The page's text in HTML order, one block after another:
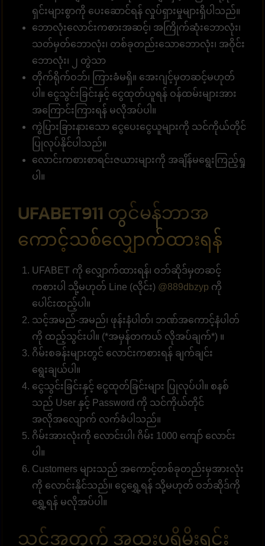
ရှင်းများစွာကို ပေးဆောင်ရန် လှုပ်ရှားမှုများရှိပါသည်။
ဘောလုံးလောင်းကစားအဆင့်၊ အကြိုက်ဆုံးဘောလုံး၊
သတ်မှတ်ဘောလုံး၊ တစ်ခုတည်းသောဘောလုံး၊ အဝိုင်း
ဘောလုံး၊ ၂ တွဲသာ
တိုက်ရိုက်ဝဘ်၊ ကြားခံမရှိ။ အေးဂျင့်မှတဆင့်မဟုတ်
ပါ။ ငွေသွင်းခြင်းနှင့် ငွေထုတ်ယူရန် ဝန်ထမ်းများအား
အကြောင်းကြားရန် မလိုအပ်ပါ။
ကွဲပြားခြားနားသော ငွေပေးငွေယူများကို သင်ကိုယ်တိုင်
ပြုလုပ်နိုင်ပါသည်။
လောင်းကစားစာရင်းဇယားများကို အချိန်မရွေးကြည့်ရှု
ပါ။
UFABET911 တွင်မန်ဘာအ
ကောင့်သစ်လျှောက်ထားရန်
UFABET ကို လျှောက်ထားရန်၊ ဝဘ်ဆိုဒ်မှတဆင့်
ကစားပါ သို့မဟုတ် Line (လိုင်း) @889dbzyp ကို
ပေါင်းထည့်ပါ။
သင့်အမည်-အမည်၊ ဖုန်းနံပါတ်၊ ဘဏ်အကောင့်နံပါတ်
ကို ထည့်သွင်းပါ။ (*အမှန်တကယ် လိုအပ်ချက်*) ။
ဂိမ်းစခန်းများတွင် လောင်းကစားရန် ချက်ချင်း
ရွေးချယ်ပါ။
ငွေသွင်းခြင်းနှင့် ငွေထုတ်ခြင်းများ ပြုလုပ်ပါ။ စနစ်
သည် User နှင့် Password ကို သင်ကိုယ်တိုင်
အလိုအလျောက် လက်ခံပါသည်။
ဂိမ်းအားလုံးကို လောင်းပါ၊ ဂိမ်း 1000 ကျော် လောင်း
ပါ။
Customers များသည် အကောင့်တစ်ခုတည်းမှအားလုံး
ကို လောင်းနိုင်သည်။ ငွေရွှေ့ရန် သို့မဟုတ် ဝဘ်ဆိုဒ်ကို
ရွှေ့ရန် မလိုအပ်ပါ။
သင့်အတွက် အထူးပရိုမိုးရှင်း